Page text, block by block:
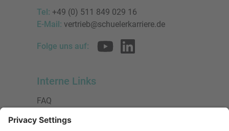
Tel: +49 (0) 511 849 029 16
E-Mail: vertrieb@schuelerkarriere.de
Folge uns auf:
Interne Links
FAQ
Datenschutzerklärung